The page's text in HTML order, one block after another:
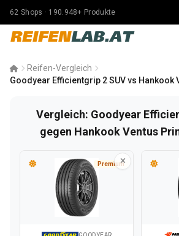
62 Shops · 190.948+ Produkte
REIFENLAB.AT
Reifen-Vergleich
Goodyear Efficientgrip 2 SUV vs Hankook
Vergleich: Goodyear
gegen Hankook Ventus
Premium